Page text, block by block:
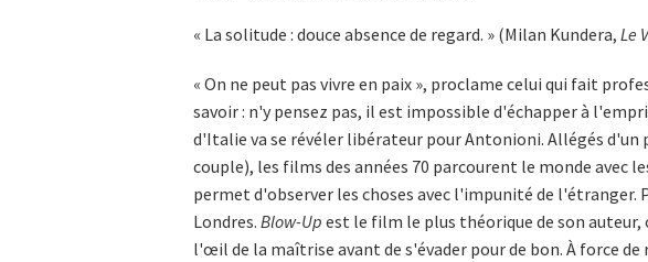
« La solitude : douce absence de regard. » (Milan Kundera, Le
« On ne peut pas vivre en paix », proclame celui qui fait
savoir : n'y pensez pas, il est impossible d'échapper à
d'Italie va se révéler libérateur pour Antonioni. Allégés d'un
couple), les films des années 70 parcourent le monde avec
permet d'observer les choses avec l'impunité de l'étranger.
Londres. Blow-Up est le film le plus théorique de son
l'œil de la maîtrise avant de s'évader pour de bon. À force